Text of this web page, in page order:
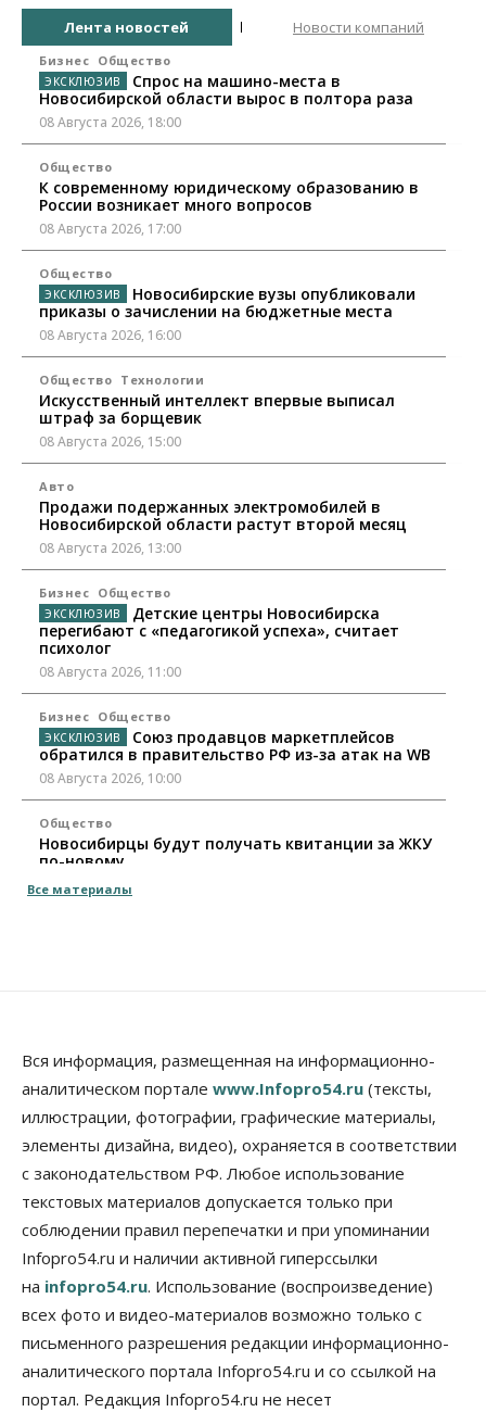
Лента новостей Новости компаний
Бизнес Общество
Спрос на машино-места в
Новосибирской области вырос в полтора раза
08 Августа 2026, 18:00
Общество
К современному юридическому образованию в
России возникает много вопросов
08 Августа 2026, 17:00
Общество
Новосибирские вузы опубликовали
приказы о зачислении на бюджетные места
08 Августа 2026, 16:00
Общество Технологии
Искусственный интеллект впервые выписал
штраф за борщевик
08 Августа 2026, 15:00
Авто
Продажи подержанных электромобилей в
Новосибирской области растут второй месяц
08 Августа 2026, 13:00
Бизнес Общество
Детские центры Новосибирска
перегибают с «педагогикой успеха», считает
психолог
08 Августа 2026, 11:00
Бизнес Общество
Союз продавцов маркетплейсов
обратился в правительство РФ из-за атак на WB
08 Августа 2026, 10:00
Общество
Новосибирцы будут получать квитанции за ЖКУ
по-новому
08 Августа 2026, 09:00
В Новосибирске прошёл митинг
против нового закона о памятниках
07 Августа 2026, 18:00
Бизнес
В аэропорту Толмачёво завершены работы по
бетонированию рулежных дорожек
07 Августа 2026, 17:00
Бизнес Общество
Новосибирцы стали реже оформлять
дома по упрощенной схеме
07 Августа 2026, 16:00
Общество Право&Порядок
Роспотребнадзор изъял почти полторы тонны
мяса в Новосибирской области
Все материалы
Вся информация, размещенная на информационно-
аналитическом портале www.Infopro54.ru (тексты,
иллюстрации, фотографии, графические материалы,
элементы дизайна, видео), охраняется в соответствии
с законодательством РФ. Любое использование
текстовых материалов допускается только при
соблюдении правил перепечатки и при упоминании
Infopro54.ru и наличии активной гиперссылки
на infopro54.ru. Использование (воспроизведение)
всех фото и видео-материалов возможно только с
письменного разрешения редакции информационно-
аналитического портала Infopro54.ru и со ссылкой на
портал. Редакция Infopro54.ru не несет